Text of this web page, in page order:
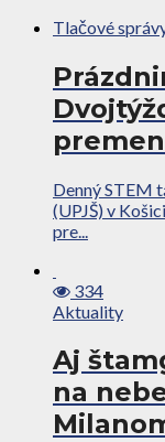
Tlačové
Denný STEM
(UPJŠ) v
pre...
334
Aktuality
Aj
na